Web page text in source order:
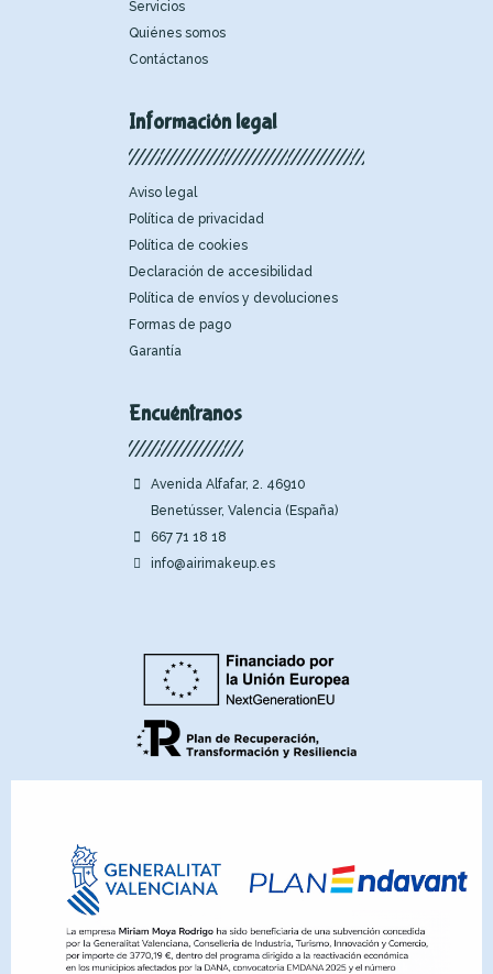
Servicios
Quiénes somos
Contáctanos
Información legal
Aviso legal
Política de privacidad
Política de cookies
Declaración de accesibilidad
Política de envíos y devoluciones
Formas de pago
Garantía
Encuéntranos
Avenida Alfafar, 2. 46910
Benetússer, Valencia (España)
667 71 18 18
info@airimakeup.es